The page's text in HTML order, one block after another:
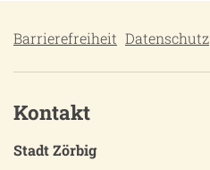
Barrierefreiheit Datenschutz
Kontakt
Stadt Zörbig